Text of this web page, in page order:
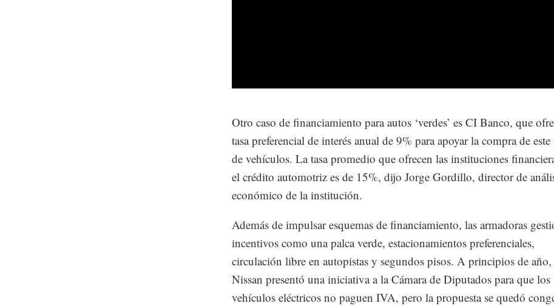
Otro caso de financiamiento para autos ‘verdes’ es CI Banco, que
tasa preferencial de interés anual de 9% para apoyar la compra de
de vehículos. La tasa promedio que ofrecen las instituciones
el crédito automotriz es de 15%, dijo Jorge Gordillo, director de
económico de la institución.
Además de impulsar esquemas de financiamiento, las armadoras
incentivos como una palca verde, estacionamientos preferenciales,
circulación libre en autopistas y segundos pisos. A principios de año,
Nissan presentó una iniciativa a la Cámara de Diputados para que los
vehículos eléctricos no paguen IVA, pero la propuesta se quedó